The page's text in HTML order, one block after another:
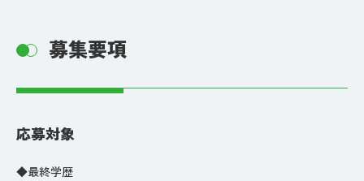
募集要項
応募対象
◆最終学歴